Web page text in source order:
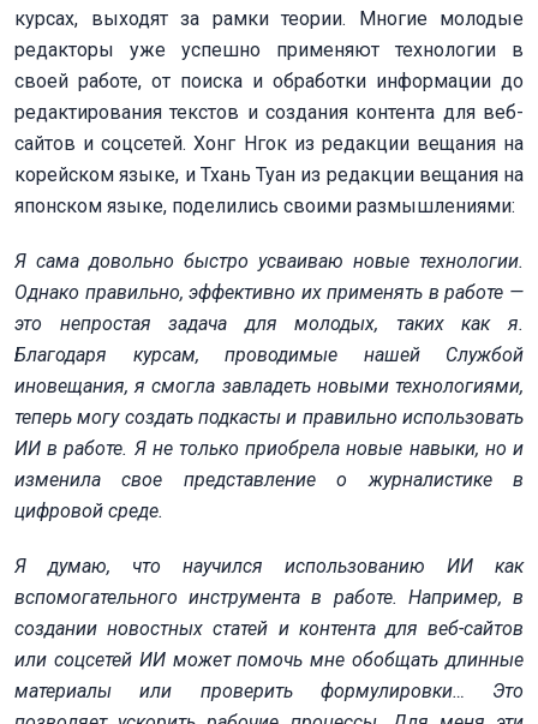
курсах, выходят за рамки теории. Многие молодые
редакторы уже успешно применяют технологии в
своей работе, от поиска и обработки информации до
редактирования текстов и создания контента для веб-
сайтов и соцсетей. Хонг Нгок из редакции вещания на
корейском языке, и Тхань Туан из редакции вещания на
японском языке, поделились своими размышлениями:
Я сама довольно быстро усваиваю новые технологии.
Однако правильно, эффективно их применять в работе —
это непростая задача для молодых, таких как я.
Благодаря курсам, проводимые нашей Службой
иновещания, я смогла завладеть новыми технологиями,
теперь могу создать подкасты и правильно использовать
ИИ в работе. Я не только приобрела новые навыки, но и
изменила свое представление о журналистике в
цифровой среде.
Я думаю, что научился использованию ИИ как
вспомогательного инструмента в работе. Например, в
создании новостных статей и контента для веб-сайтов
или соцсетей ИИ может помочь мне обобщать длинные
материалы или проверить формулировки… Это